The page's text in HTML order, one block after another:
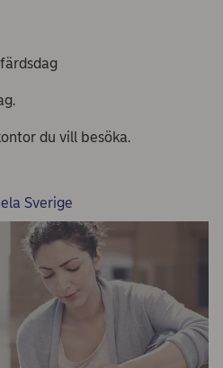
du vill besöka.
Sverige